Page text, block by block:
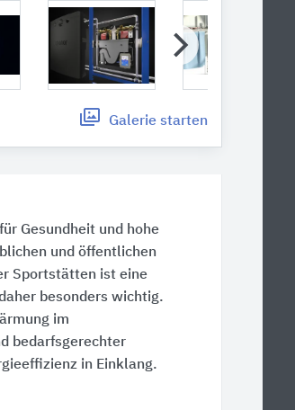
Galerie starten
Gesundheit und hohe
und öffentlichen
Sportstätten ist eine
besonders wichtig.
im
bedarfsgerechter
in Einklang.